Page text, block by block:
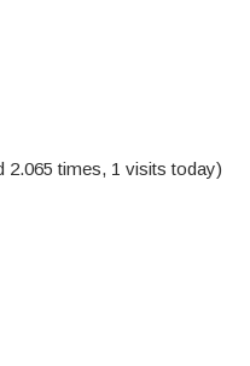
2.065 times, 1 visits today)